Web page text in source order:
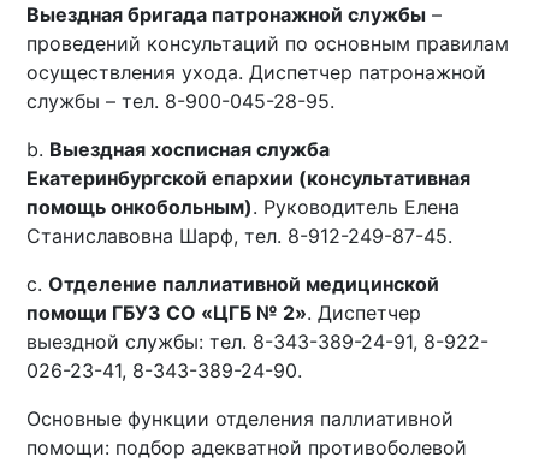
Выездная бригада патронажной службы –
проведений консультаций по основным правилам
осуществления ухода. Диспетчер патронажной
службы – тел. 8-900-045-28-95.
b. Выездная хосписная служба
Екатеринбургской епархии (консультативная
помощь онкобольным). Руководитель Елена
Станиславовна Шарф, тел. 8-912-249-87-45.
c.Отделение паллиативной медицинской
помощи ГБУЗ СО «ЦГБ № 2». Диспетчер
выездной службы: тел. 8-343-389-24-91, 8-922-
026-23-41, 8-343-389-24-90.
Основные функции отделения паллиативной
помощи: подбор адекватной противоболевой